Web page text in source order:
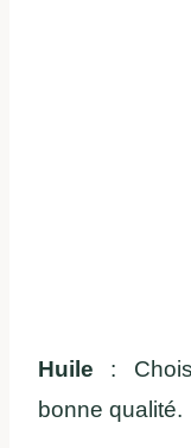
Huile :
bonne qualité.